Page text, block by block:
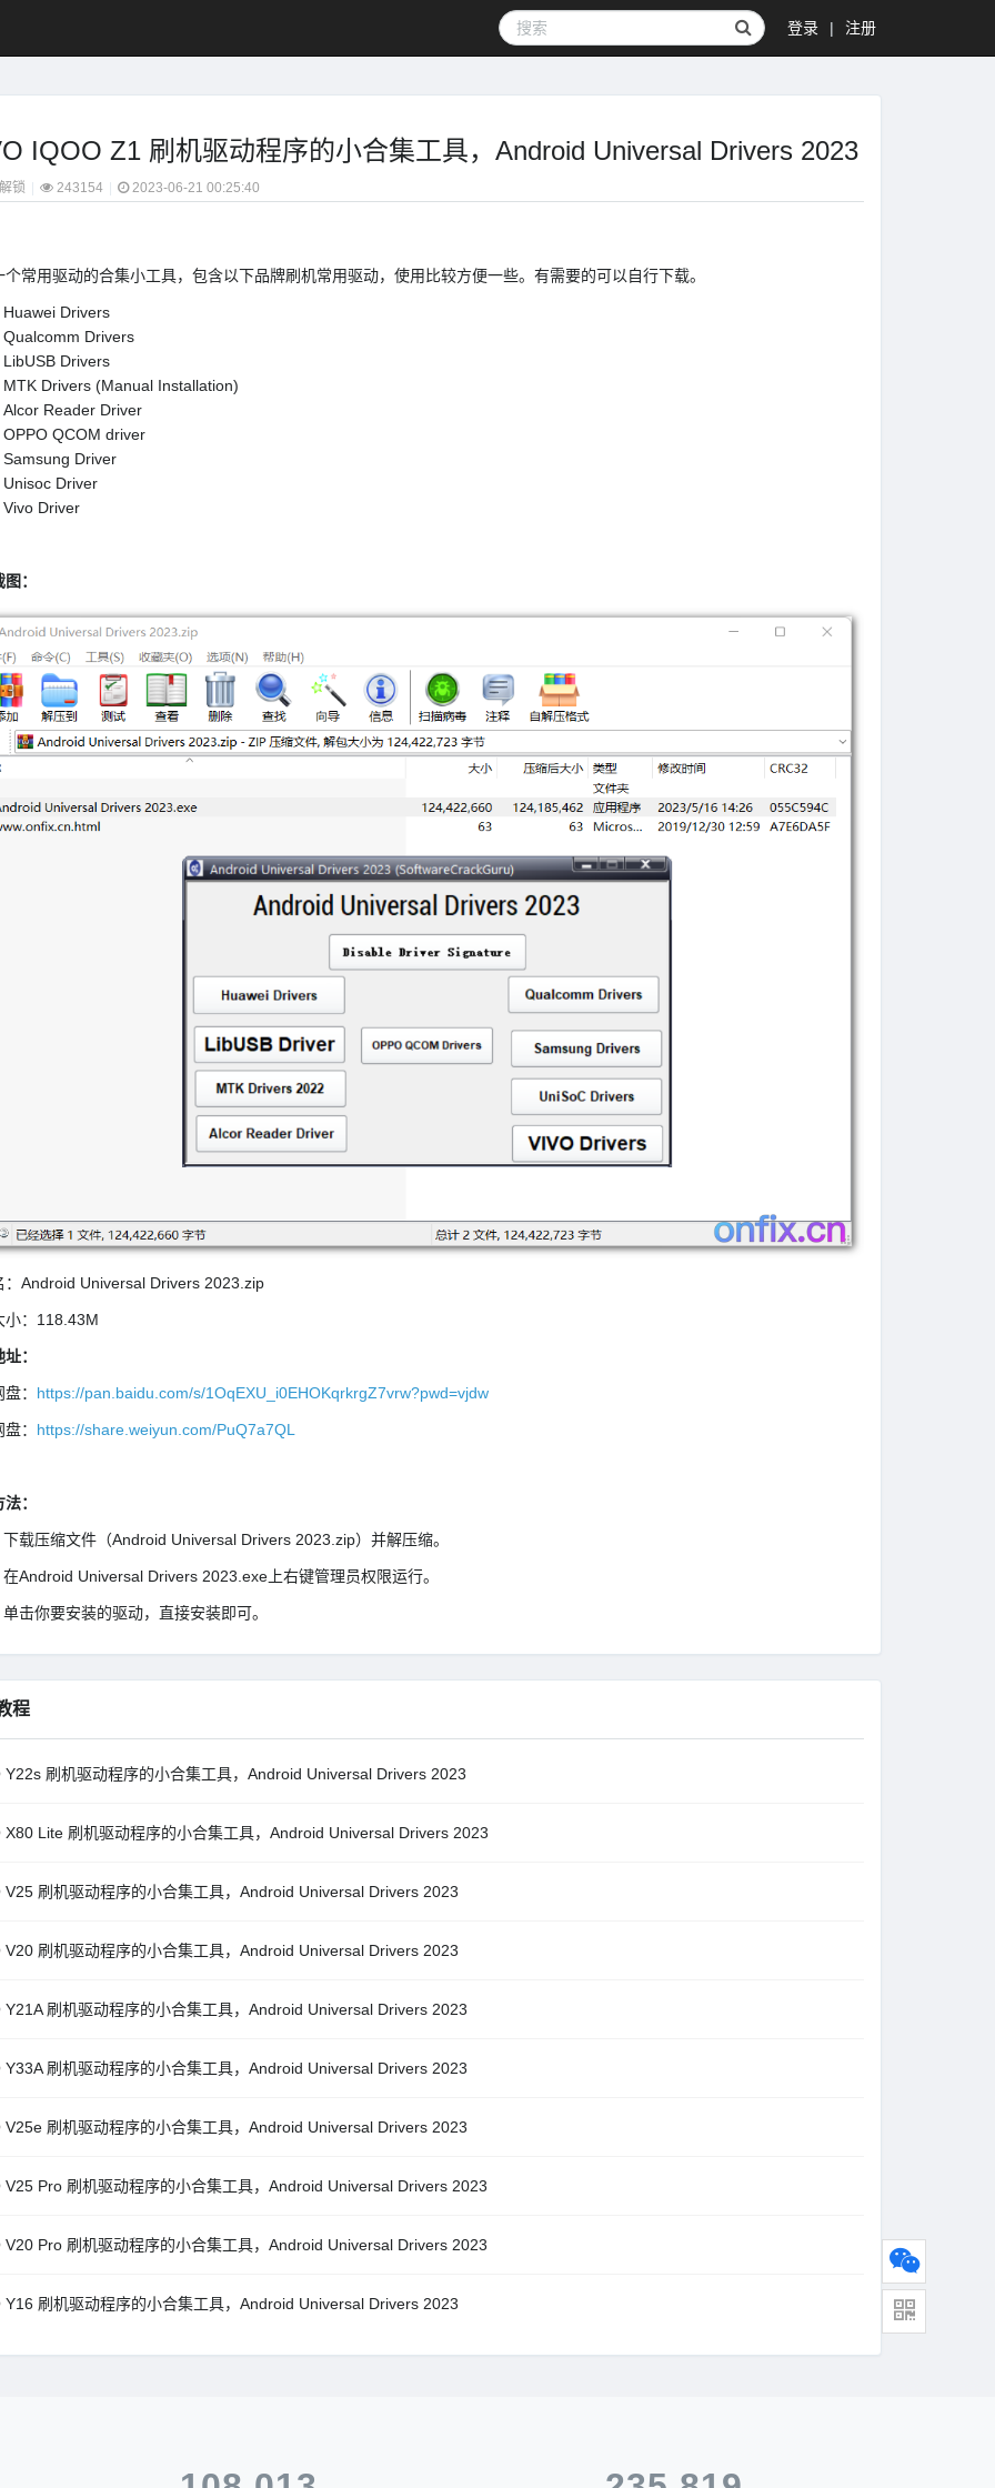
登录 | 注册
IQOO Z1 刷机驱动程序的小合集工具，Android Universal Drivers 2023
锁 243154 2023-06-21 00:25:40
个常用驱动的合集小工具，包含以下品牌刷机常用驱动，使用比较方便一些。有需要的可以自行下载。
Huawei Drivers
Qualcomm Drivers
LibUSB Drivers
MTK Drivers (Manual Installation)
Alcor Reader Driver
OPPO QCOM driver
Samsung Driver
Unisoc Driver
Vivo Driver
：
：Android Universal Drivers 2023.zip
小：118.43M
：
： https://pan.baidu.com/s/1OqEXU_i0EHOKqrkrgZ7vrw?pwd=vjdw
： https://share.weiyun.com/PuQ7a7QL
：
下载压缩文件（Android Universal Drivers 2023.zip）并解压缩。
在Android Universal Drivers 2023.exe上右键管理员权限运行。
单击你要安装的驱动，直接安装即可。
程
Y22s 刷机驱动程序的小合集工具，Android Universal Drivers 2023
X80 Lite 刷机驱动程序的小合集工具，Android Universal Drivers 2023
V25 刷机驱动程序的小合集工具，Android Universal Drivers 2023
V20 刷机驱动程序的小合集工具，Android Universal Drivers 2023
Y21A 刷机驱动程序的小合集工具，Android Universal Drivers 2023
Y33A 刷机驱动程序的小合集工具，Android Universal Drivers 2023
V25e 刷机驱动程序的小合集工具，Android Universal Drivers 2023
V25 Pro 刷机驱动程序的小合集工具，Android Universal Drivers 2023
V20 Pro 刷机驱动程序的小合集工具，Android Universal Drivers 2023
Y16 刷机驱动程序的小合集工具，Android Universal Drivers 2023